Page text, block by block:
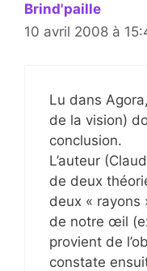
Brind'paille
10 avril 2008 à
Lu dans
de la vision)
conclusion.
L’auteur
de deux
deux « rayons
de notre œil
provient de
constate